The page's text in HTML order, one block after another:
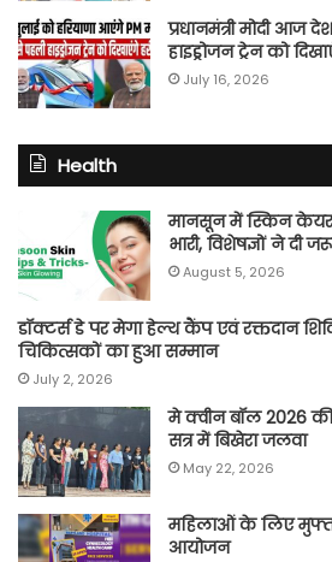
प्रधानमंत्री मोदी आज
हाइड्रोजन ट्रेन को
July 16, 2026
Health
मानसून में स्किन
भारी, विशेषज्ञों ने दी
August 5, 2026
डॉक्टर्स डे पर मेगा हेल्थ कैंप एवं रक्तदान
चिकित्सकों का हुआ सम्मान
July 2, 2026
मे क्वीन बॉल 2026 की
सत्र में बिखेरा जलवा
May 22, 2026
महिलाओं के लिए मुफ्त
आयोजन